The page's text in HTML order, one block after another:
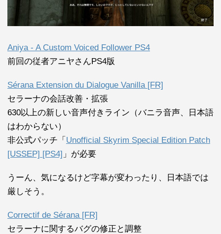
Aniya - A Custom Voiced Follower PS4
前回の従者アニヤさんPS4版
Sérana Extension du Dialogue Vanilla [FR]
セラーナの会話改善・拡張
630以上の新しい音声付きライン（バニラ音声、日本語
はわからない）
非公式パッチ「 Unofficial Skyrim Special Edition Patch
[USSEP] [PS4] 」が必要
うーん、気になるけど字幕が変わったり、日本語では
厳しそう。
Correctif de Sérana [FR]
セラーナに関するバグの修正と調整